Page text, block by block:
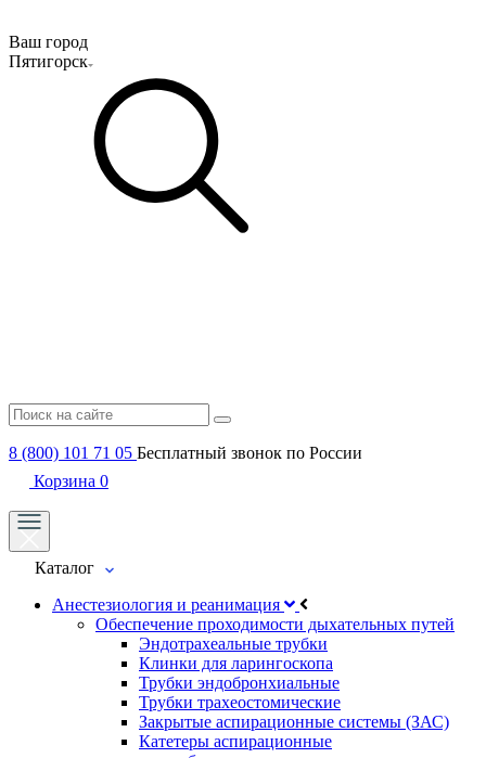
Ваш город
Пятигорск
8 (800) 101 71 05 Бесплатный звонок по России
Корзина 0
Каталог
Анестезиология и реанимация
Обеспечение проходимости дыхательных путей
Эндотрахеальные трубки
Клинки для ларингоскопа
Трубки эндобронхиальные
Трубки трахеостомические
Закрытые аспирационные системы (ЗАС)
Катетеры аспирационные